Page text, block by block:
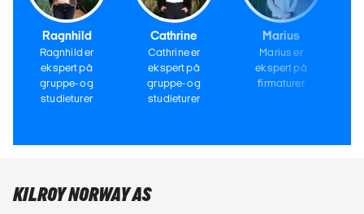
Ragnhild
Ragnhild er
ekspert på
gruppe- og
studieturer
Cathrine
Cathrine er
ekspert på
gruppe- og
studieturer
Marius
Marius er
ekspert på
firmaturer
KILROY NORWAY AS